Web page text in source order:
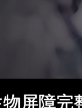
屏障完